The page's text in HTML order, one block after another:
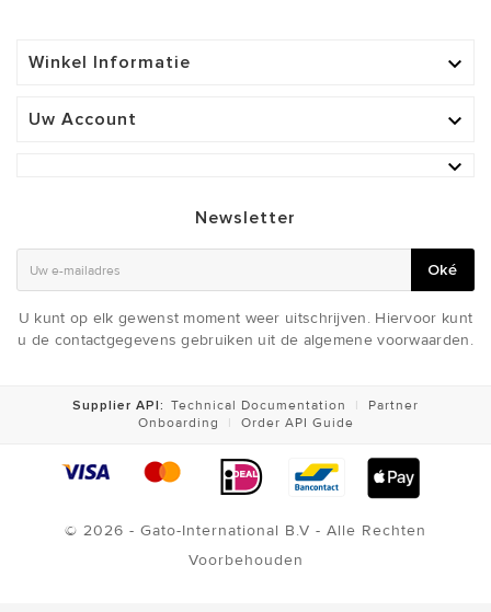
Winkel Informatie 
Uw Account


Newsletter
Oké
U kunt op elk gewenst moment weer uitschrijven. Hiervoor kunt
u de contactgegevens gebruiken uit de algemene voorwaarden.
Supplier API: Technical Documentation |
Partner
Onboarding
| Order API Guide
© 2026 - Gato-International B.V - Alle Rechten
Voorbehouden